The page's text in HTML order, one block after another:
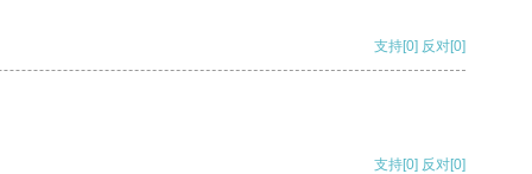
支持[0] 反对[0]
支持[0] 反对[0]